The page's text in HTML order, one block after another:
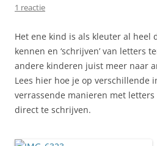
1 reactie
Het ene kind is als kleuter al heel
kennen en ‘schrijven’ van letters
andere kinderen juist meer naar
Lees hier hoe je op verschillende
verrassende manieren met
direct te schrijven.